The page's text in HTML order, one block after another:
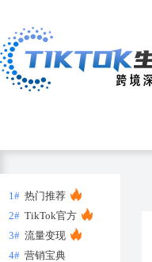
1# 热门推荐
2# TikTok官方
3# 流量变现
4# 营销宝典